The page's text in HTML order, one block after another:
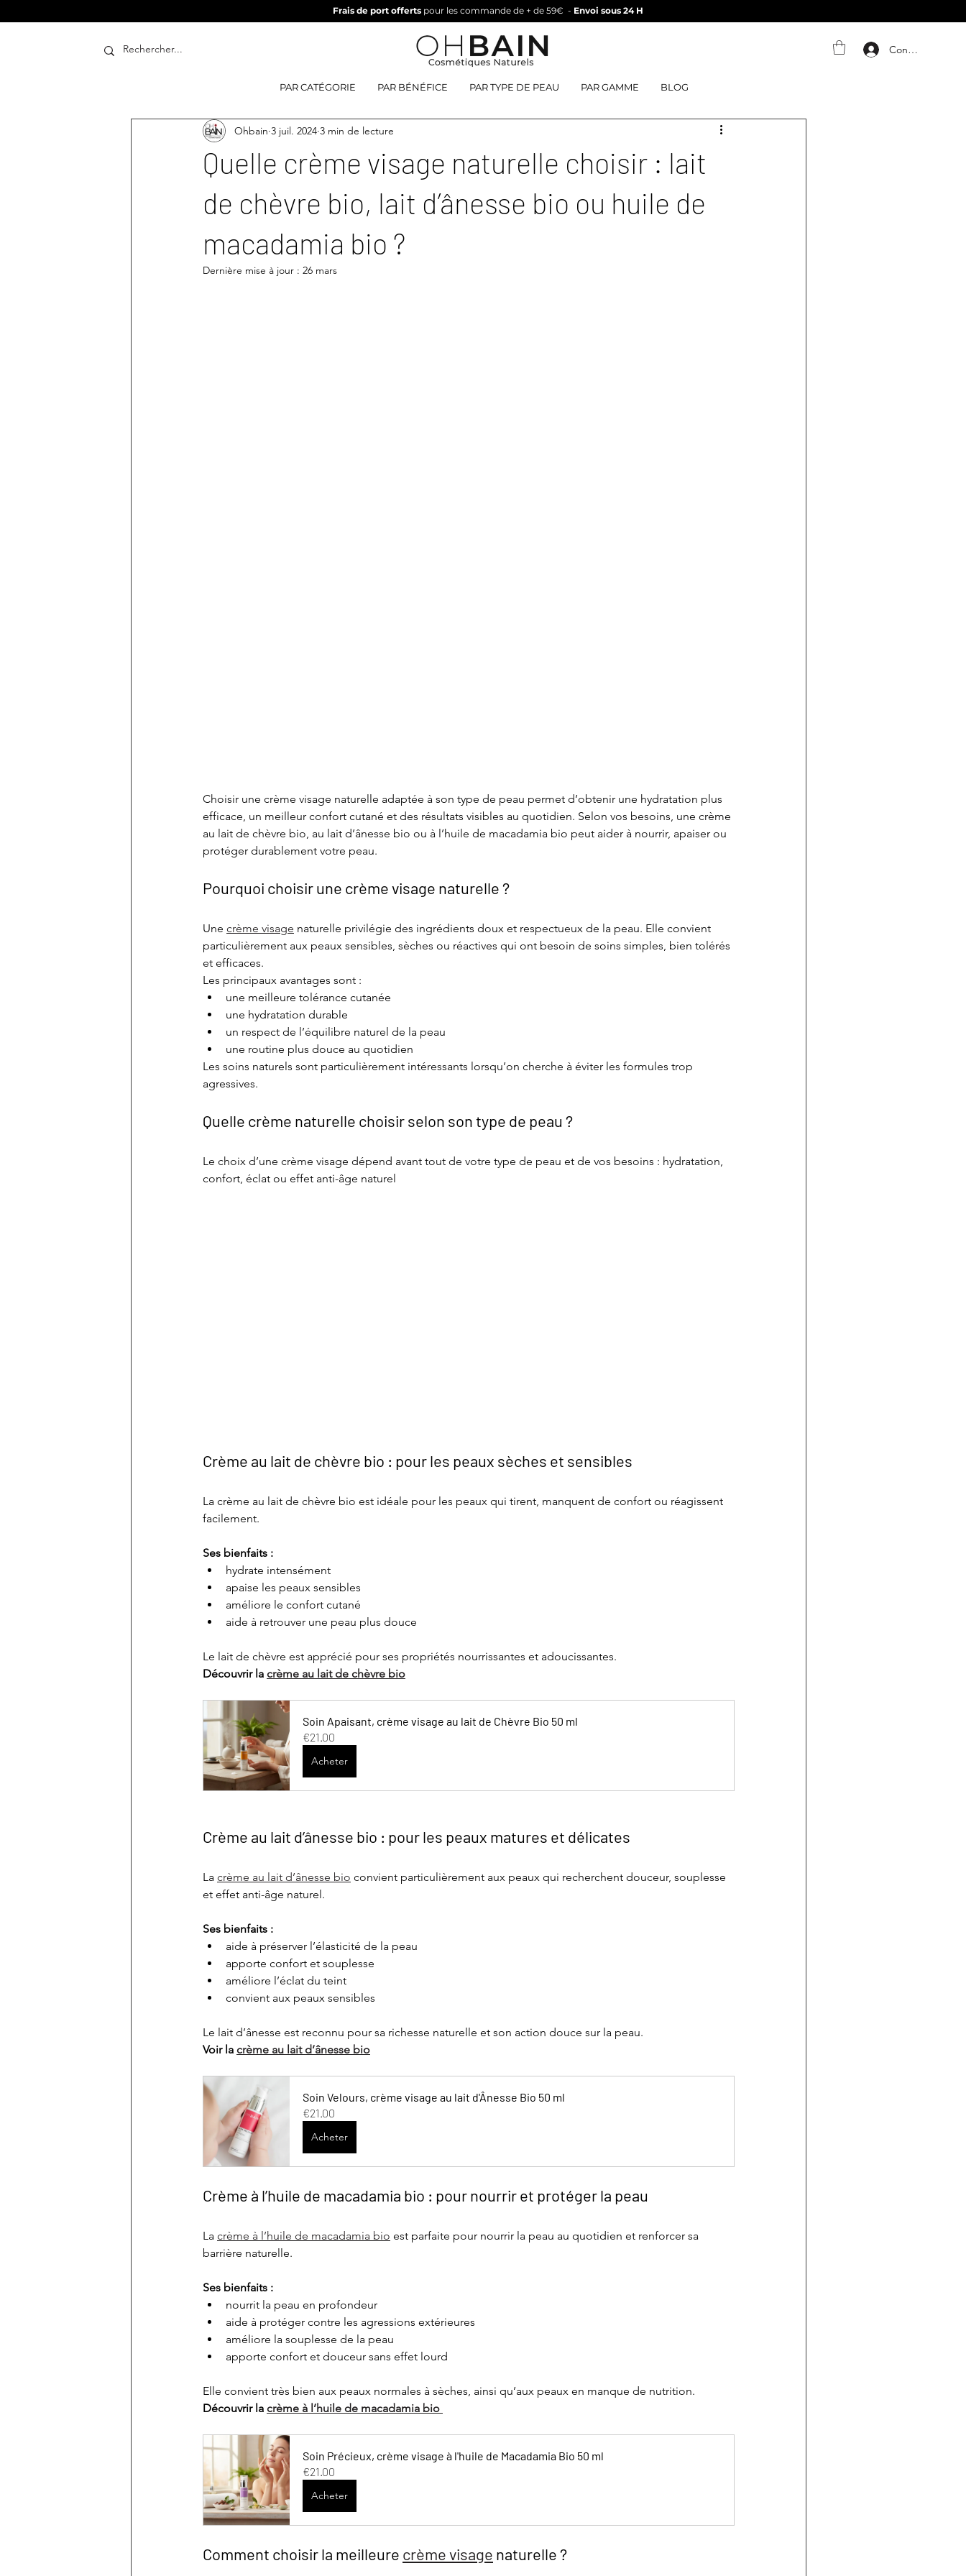
Frais de port offerts pour les commande de + de 59€ - Envoi sous 24 H
Connexion
PAR CATÉGORIE PAR BÉNÉFICE PAR TYPE DE PEAU PAR GAMME BLOG
Quelle crème visage naturelle choisir : lait
de chèvre bio, lait d’ânesse bio ou huile de
macadamia bio ?
Ohbain 3 juil. 2024 3 min de lecture
Dernière mise à jour : 26 mars
Choisir une crème visage naturelle adaptée à son type de peau permet d’obtenir une hydratation plus
efficace, un meilleur confort cutané et des résultats visibles au quotidien. Selon vos besoins, une crème
au lait de chèvre bio, au lait d’ânesse bio ou à l’huile de macadamia bio peut aider à nourrir, apaiser ou
protéger durablement votre peau.
Pourquoi choisir une crème visage naturelle ?
Une crème visage naturelle privilégie des ingrédients doux et respectueux de la peau. Elle convient
particulièrement aux peaux sensibles, sèches ou réactives qui ont besoin de soins simples, bien tolérés
et efficaces.
Les principaux avantages sont :
une meilleure tolérance cutanée
une hydratation durable
un respect de l’équilibre naturel de la peau
une routine plus douce au quotidien
Les soins naturels sont particulièrement intéressants lorsqu’on cherche à éviter les formules trop
agressives.
Quelle crème naturelle choisir selon son type de peau ?
Le choix d’une crème visage dépend avant tout de votre type de peau et de vos besoins : hydratation,
confort, éclat ou effet anti-âge naturel
Crème au lait de chèvre bio : pour les peaux sèches et sensibles
La crème au lait de chèvre bio est idéale pour les peaux qui tirent, manquent de confort ou réagissent
facilement.
Ses bienfaits :
hydrate intensément
apaise les peaux sensibles
améliore le confort cutané
aide à retrouver une peau plus douce
Le lait de chèvre est apprécié pour ses propriétés nourrissantes et adoucissantes.
Découvrir la crème au lait de chèvre bio
Soin Apaisant, crème visage au lait de Chèvre Bio 50 ml
€21.00
Acheter
Crème au lait d’ânesse bio : pour les peaux matures et délicates
La crème au lait d’ânesse bio convient particulièrement aux peaux qui recherchent douceur, souplesse
et effet anti-âge naturel.
Ses bienfaits :
aide à préserver l’élasticité de la peau
apporte confort et souplesse
améliore l’éclat du teint
convient aux peaux sensibles
Le lait d’ânesse est reconnu pour sa richesse naturelle et son action douce sur la peau.
Voir la crème au lait d’ânesse bio
Soin Velours, crème visage au lait d'Ânesse Bio 50 ml
€21.00
Acheter
Crème à l’huile de macadamia bio : pour nourrir et protéger la peau
La crème à l’huile de macadamia bio est parfaite pour nourrir la peau au quotidien et renforcer sa
barrière naturelle.
Ses bienfaits :
nourrit la peau en profondeur
aide à protéger contre les agressions extérieures
améliore la souplesse de la peau
apporte confort et douceur sans effet lourd
Elle convient très bien aux peaux normales à sèches, ainsi qu’aux peaux en manque de nutrition.
Découvrir la crème à l’huile de macadamia bio
Soin Précieux, crème visage à l'huile de Macadamia Bio 50 ml
€21.00
Acheter
Comment choisir la meilleure crème visage naturelle ?